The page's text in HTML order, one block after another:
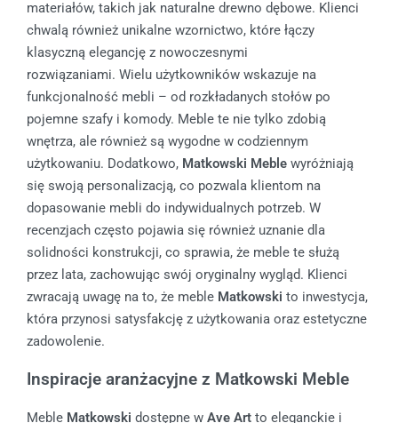
materiałów, takich jak naturalne drewno dębowe. Klienci
chwalą również unikalne wzornictwo, które łączy
klasyczną elegancję z nowoczesnymi
rozwiązaniami. Wielu użytkowników wskazuje na
funkcjonalność mebli – od rozkładanych stołów po
pojemne szafy i komody. Meble te nie tylko zdobią
wnętrza, ale również są wygodne w codziennym
użytkowaniu. Dodatkowo, Matkowski Meble wyróżniają
się swoją personalizacją, co pozwala klientom na
dopasowanie mebli do indywidualnych potrzeb. W
recenzjach często pojawia się również uznanie dla
solidności konstrukcji, co sprawia, że meble te służą
przez lata, zachowując swój oryginalny wygląd. Klienci
zwracają uwagę na to, że meble Matkowski to inwestycja,
która przynosi satysfakcję z użytkowania oraz estetyczne
zadowolenie.
Inspiracje aranżacyjne z Matkowski Meble
Meble Matkowski dostępne w Ave Art to eleganckie i